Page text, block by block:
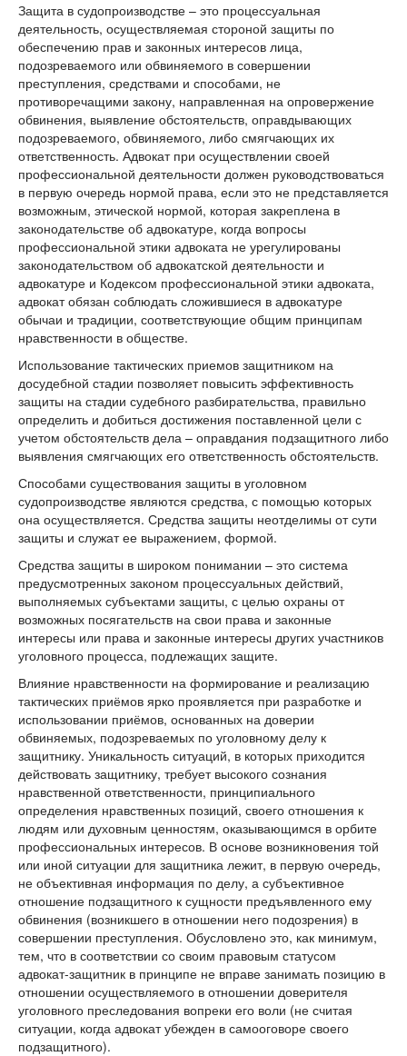
Защита в судопроизводстве – это процессуальная
деятельность, осуществляемая стороной защиты по
обеспечению прав и законных интересов лица,
подозреваемого или обвиняемого в совершении
преступления, средствами и способами, не
противоречащими закону, направленная на опровержение
обвинения, выявление обстоятельств, оправдывающих
подозреваемого, обвиняемого, либо смягчающих их
ответственность. Адвокат при осуществлении своей
профессиональной деятельности должен руководствоваться
в первую очередь нормой права, если это не представляется
возможным, этической нормой, которая закреплена в
законодательстве об адвокатуре, когда вопросы
профессиональной этики адвоката не урегулированы
законодательством об адвокатской деятельности и
адвокатуре и Кодексом профессиональной этики адвоката,
адвокат обязан соблюдать сложившиеся в адвокатуре
обычаи и традиции, соответствующие общим принципам
нравственности в обществе.
Использование тактических приемов защитником на
досудебной стадии позволяет повысить эффективность
защиты на стадии судебного разбирательства, правильно
определить и добиться достижения поставленной цели с
учетом обстоятельств дела – оправдания подзащитного либо
выявления смягчающих его ответственность обстоятельств.
Способами существования защиты в уголовном
судопроизводстве являются средства, с помощью которых
она осуществляется. Средства защиты неотделимы от сути
защиты и служат ее выражением, формой.
Средства защиты в широком понимании – это система
предусмотренных законом процессуальных действий,
выполняемых субъектами защиты, с целью охраны от
возможных посягательств на свои права и законные
интересы или права и законные интересы других участников
уголовного процесса, подлежащих защите.
Влияние нравственности на формирование и реализацию
тактических приёмов ярко проявляется при разработке и
использовании приёмов, основанных на доверии
обвиняемых, подозреваемых по уголовному делу к
защитнику. Уникальность ситуаций, в которых приходится
действовать защитнику, требует высокого сознания
нравственной ответственности, принципиального
определения нравственных позиций, своего отношения к
людям или духовным ценностям, оказывающимся в орбите
профессиональных интересов. В основе возникновения той
или иной ситуации для защитника лежит, в первую очередь,
не объективная информация по делу, а субъективное
отношение подзащитного к сущности предъявленного ему
обвинения (возникшего в отношении него подозрения) в
совершении преступления. Обусловлено это, как минимум,
тем, что в соответствии со своим правовым статусом
адвокат-защитник в принципе не вправе занимать позицию в
отношении осуществляемого в отношении доверителя
уголовного преследования вопреки его воли (не считая
ситуации, когда адвокат убежден в самооговоре своего
подзащитного).